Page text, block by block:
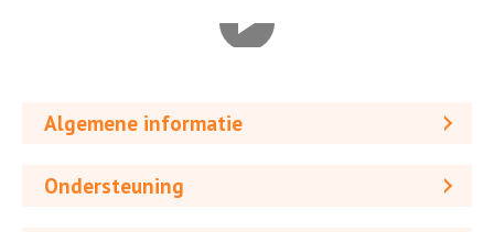
Algemene informatie
Ondersteuning